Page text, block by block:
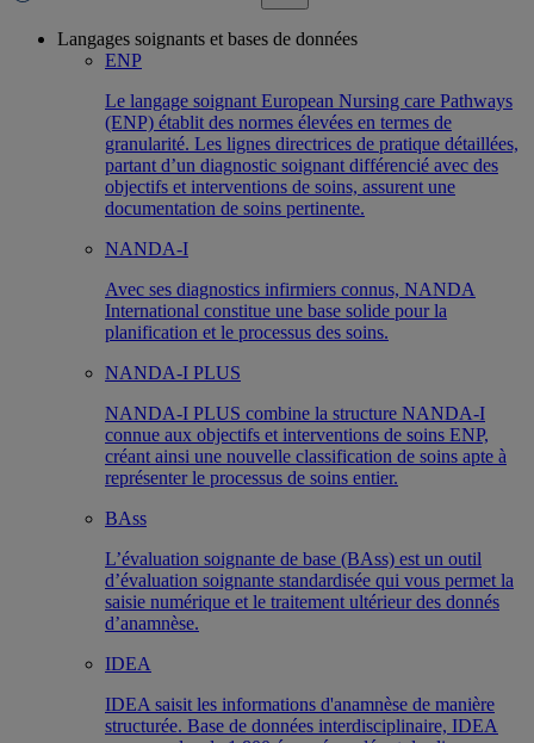
Langages soignants et bases de données
ENP
Le langage soignant European Nursing care Pathways
(ENP) établit des normes élevées en termes de
granularité. Les lignes directrices de pratique détaillées,
partant d’un diagnostic soignant différencié avec des
objectifs et interventions de soins, assurent une
documentation de soins pertinente.
NANDA-I
Avec ses diagnostics infirmiers connus, NANDA
International constitue une base solide pour la
planification et le processus des soins.
NANDA-I PLUS
NANDA-I PLUS combine la structure NANDA-I
connue aux objectifs et interventions de soins ENP,
créant ainsi une nouvelle classification de soins apte à
représenter le processus de soins entier.
BAss
L’évaluation soignante de base (BAss) est un outil
d’évaluation soignante standardisée qui vous permet la
saisie numérique et le traitement ultérieur des donnés
d’anamnèse.
IDEA
IDEA saisit les informations d'anamnèse de manière
structurée. Base de données interdisciplinaire, IDEA